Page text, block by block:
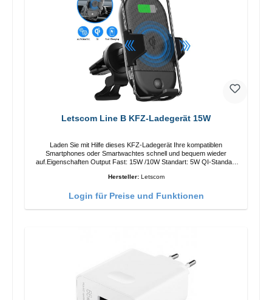
Letscom Line B KFZ-Ladegerät 15W
Laden Sie mit Hilfe dieses KFZ-Ladegerät Ihre kompatiblen
Smartphones oder Smartwachtes schnell und bequem wieder
auf.Eigenschaften Output Fast: 15W /10W Standart: 5W QI-Standart
Hersteller: Letscom
Login für Preise und Funktionen